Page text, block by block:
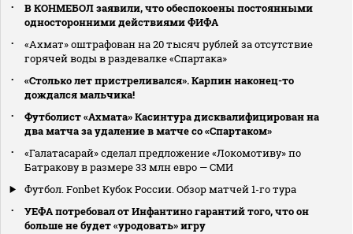
В КОНМЕБОЛ заявили, что обеспокоены постоянными
односторонними действиями ФИФА
«Ахмат» оштрафован на 20 тысяч рублей за отсутствие
горячей воды в раздевалке «Спартака»
«Столько лет пристреливался». Карпин наконец-то
дождался мальчика!
Футболист «Ахмата» Касинтура дисквалифицирован на
два матча за удаление в матче со «Спартаком»
«Галатасарай» сделал предложение «Локомотиву» по
Батракову в размере 33 млн евро — СМИ
Футбол. Fonbet Кубок России. Обзор матчей 1-го тура
УЕФА потребовал от Инфантино гарантий того, что он
больше не будет «уродовать» игру